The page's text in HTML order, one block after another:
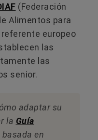
(Federación
Alimentos para
europeo
las
las
senior.
adaptar su
la Guía
basada en